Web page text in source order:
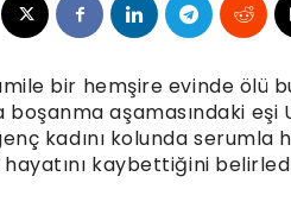
bir hemşire evinde ölü
boşanma aşamasındaki eşi
kadını kolunda serumla
kaybettiğini